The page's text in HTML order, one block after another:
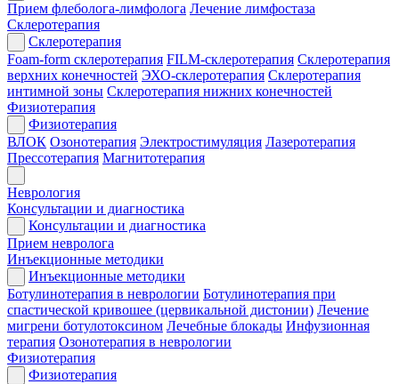
Прием флеболога-лимфолога Лечение лимфостаза
Склеротерапия
Склеротерапия
Foam-form склеротерапия FILM-склеротерапия Склеротерапия
верхних конечностей ЭХО-склеротерапия Склеротерапия
интимной зоны Склеротерапия нижних конечностей
Физиотерапия
Физиотерапия
ВЛОК Озонотерапия Электростимуляция Лазеротерапия
Прессотерапия Магнитотерапия
Неврология
Консультации и диагностика
Консультации и диагностика
Прием невролога
Инъекционные методики
Инъекционные методики
Ботулинотерапия в неврологии Ботулинотерапия при
спастической кривошее (цервикальной дистонии) Лечение
мигрени ботулотоксином Лечебные блокады Инфузионная
терапия Озонотерапия в неврологии
Физиотерапия
Физиотерапия